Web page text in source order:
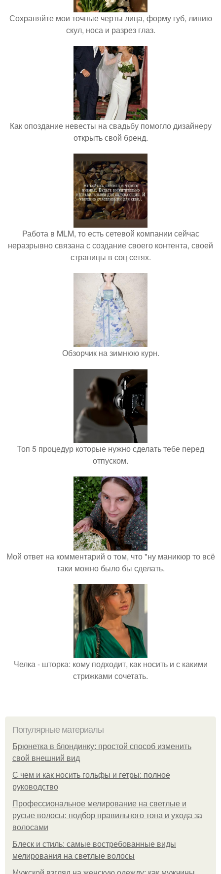
Сохраняйте мои точные черты лица, форму губ, линию
скул, носа и разрез глаз.
Как опоздание невесты на свадьбу помогло дизайнеру
открыть свой бренд.
Работа в MLM, то есть сетевой компании сейчас
неразрывно связана с создание своего контента, своей
страницы в соц сетях.
Обзорчик на зимнюю курн.
Топ 5 процедур которые нужно сделать тебе перед
отпуском.
Мой ответ на комментарий о том, что "ну маникюр то всё
таки можно было бы сделать.
Челка - шторка: кому подходит, как носить и с какими
стрижками сочетать.
Популярные материалы
Брюнетка в блондинку: простой способ изменить
свой внешний вид
С чем и как носить гольфы и гетры: полное
руководство
Профессиональное мелирование на светлые и
русые волосы: подбор правильного тона и ухода за
волосами
Блеск и стиль: самые востребованные виды
мелирования на светлые волосы